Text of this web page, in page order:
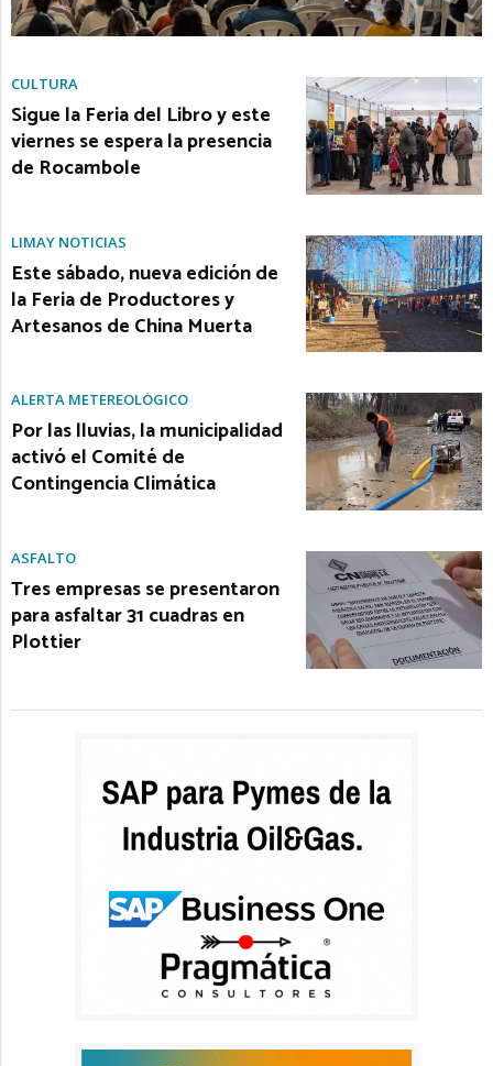
CULTURA
Sigue la Feria del Libro y este
viernes se espera la presencia
de Rocambole
LIMAY NOTICIAS
Este sábado, nueva edición de
la Feria de Productores y
Artesanos de China Muerta
ALERTA METEREOLÓGICO
Por las lluvias, la municipalidad
activó el Comité de
Contingencia Climática
ASFALTO
Tres empresas se presentaron
para asfaltar 31 cuadras en
Plottier